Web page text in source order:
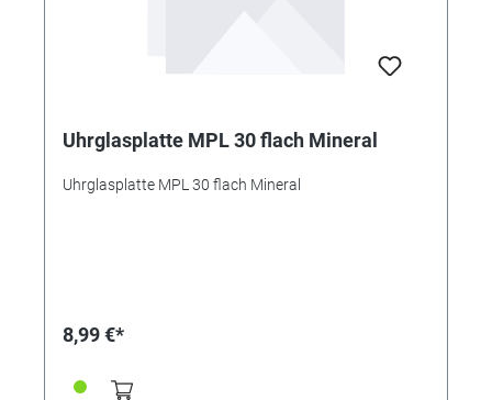
Uhrglasplatte MPL 30 flach Mineral
Uhrglasplatte MPL 30 flach Mineral
8,99 €*